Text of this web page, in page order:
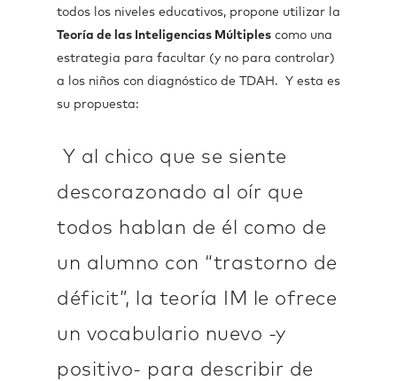
todos los niveles educativos, propone utilizar la
Teoría de las Inteligencias Múltiples como una
estrategia para facultar (y no para controlar)
a los niños con diagnóstico de TDAH. Y esta es
su propuesta:
Y al chico que se siente
descorazonado al oír que
todos hablan de él como de
un alumno con “trastorno de
déficit”, la teoría IM le ofrece
un vocabulario nuevo -y
positivo- para describir de